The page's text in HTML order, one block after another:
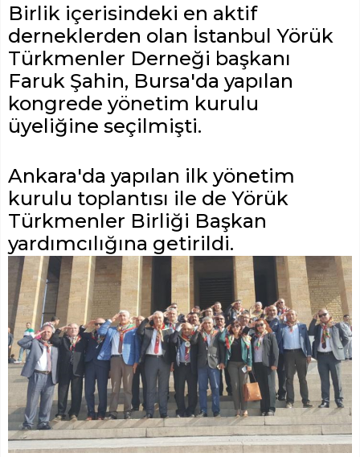
Birlik içerisindeki en aktif
derneklerden olan İstanbul Yörük
Türkmenler Derneği başkanı
Faruk Şahin, Bursa'da yapılan
kongrede yönetim kurulu
üyeliğine seçilmişti.
Ankara'da yapılan ilk yönetim
kurulu toplantısı ile de Yörük
Türkmenler Birliği Başkan
yardımcılığına getirildi.